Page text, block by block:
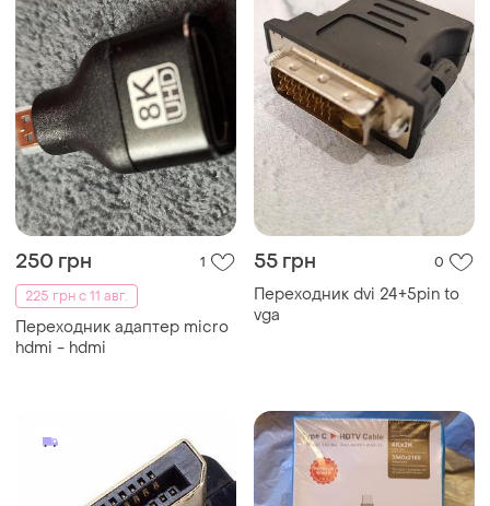
250 грн
1
225 грн с 11 авг.
Переходник адаптер micro
hdmi - hdmi
55 грн 0
Переходник dvi 24+5pin to
vga